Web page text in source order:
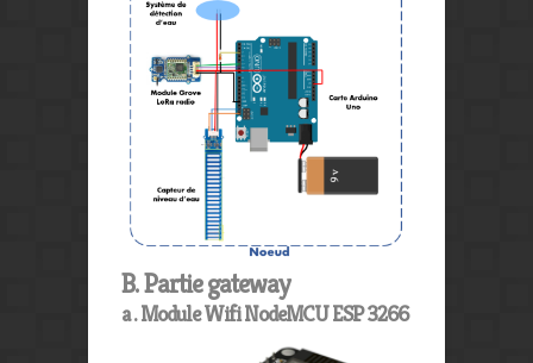
B. Partie gateway
a . Module Wifi NodeMCU ESP 3266